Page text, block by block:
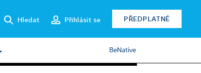
Hledat Přihlásit se PŘEDPLATNÉ
BeNative